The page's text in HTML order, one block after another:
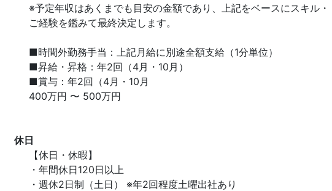
※予定年収はあくまでも目安の金額であり、上記をベースにスキル・
ご経験を鑑みて最終決定します。
■時間外勤務手当：上記月給に別途全額支給（1分単位）
■昇給・昇格：年2回（4月・10月）
■賞与：年2回（4月・10月
400万円 〜 500万円
休日
【休日・休暇】
・年間休日120日以上
・週休2日制（土日） ※年2回程度土曜出社あり